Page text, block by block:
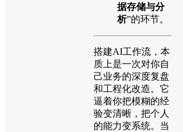
据存储与分
析”的环节。
搭建AI工作流，本
质上是一次对你自
己业务的深度复盘
和工程化改造。它
逼着你把模糊的经
验变清晰，把个人
的能力变系统。当